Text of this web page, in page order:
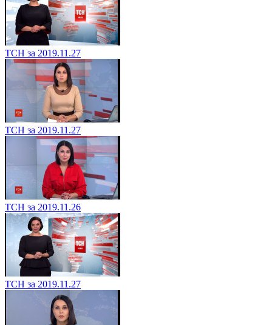
ТСН за 2019.11.27
ТСН за 2019.11.27
ТСН за 2019.11.26
ТСН за 2019.11.27